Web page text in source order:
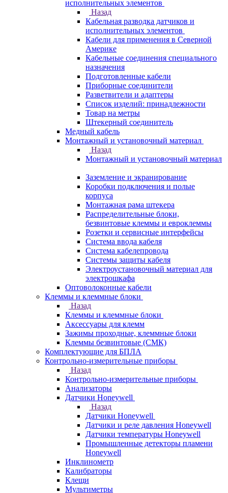
исполнительных элементов
Назад
Кабельная разводка датчиков и
исполнительных элементов
Кабели для применения в Северной
Америке
Кабельные соединения специального
назначения
Подготовленные кабели
Приборные соединители
Разветвители и адаптеры
Список изделий: принадлежности
Товар на метры
Штекерный соединитель
Медный кабель
Монтажный и установочный материал
Назад
Монтажный и установочный материал
Заземление и экранирование
Коробки подключения и полые
корпуса
Монтажная рама штекера
Распределительные блоки,
безвинтовые клеммы и евроклеммы
Розетки и сервисные интерфейсы
Система ввода кабеля
Система кабелепровода
Системы защиты кабеля
Электроустановочный материал для
электрошкафа
Оптоволоконные кабели
Клеммы и клеммные блоки
Назад
Клеммы и клеммные блоки
Аксессуары для клемм
Зажимы проходные, клеммные блоки
Клеммы безвинтовые (СМК)
Комплектующие для БПЛА
Контрольно-измерительные приборы
Назад
Контрольно-измерительные приборы
Анализаторы
Датчики Honeywell
Назад
Датчики Honeywell
Датчики и реле давления Honeywell
Датчики температуры Honeywell
Промышленные детекторы пламени
Honeywell
Инклинометр
Калибраторы
Клещи
Мультиметры